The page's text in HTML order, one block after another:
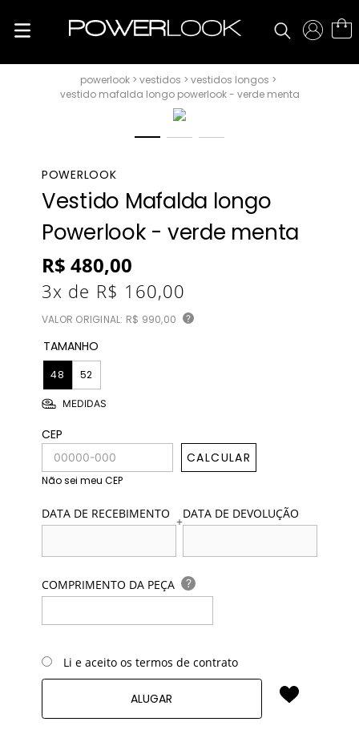
vestidos
vestidos longos
vestido mafalda longo powerlook - verde menta
POWERLOOK
Vestido Mafalda longo
Powerlook - verde menta
R$ 480,00
3x de R$ 160,00
VALOR ORIGINAL: R$ 990,00 ?
TAMANHO
48 52
MEDIDAS
CEP
CALCULAR
Não sei meu CEP
DATA DE RECEBIMENTO +DATA DE DEVOLUÇÃO
COMPRIMENTO DA PEÇA ?
Li e aceito os termos de contrato
ALUGAR